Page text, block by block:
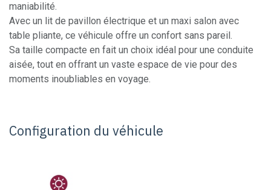
maniabilité.
Avec un lit de pavillon électrique et un maxi salon avec
table pliante, ce véhicule offre un confort sans pareil.
Sa taille compacte en fait un choix idéal pour une conduite
aisée, tout en offrant un vaste espace de vie pour des
moments inoubliables en voyage.
Configuration du véhicule